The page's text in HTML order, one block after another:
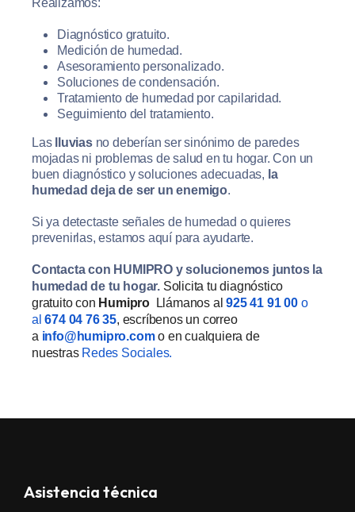
Realizamos:
Diagnóstico gratuito.
Medición de humedad.
Asesoramiento personalizado.
Soluciones de condensación.
Tratamiento de humedad por capilaridad.
Seguimiento del tratamiento.
Las lluviasno deberían ser sinónimo de paredes
mojadas ni problemas de salud en tu hogar. Con un
buen diagnóstico y soluciones adecuadas, la
humedad deja de ser un enemigo.
Si ya detectaste señales de humedad o quieres
prevenirlas, estamos aquí para ayudarte.
Contacta con HUMIPRO y solucionemos juntos la
humedad de tu hogar. Solicita tu diagnóstico
gratuito con Humipro Llámanos al925 41 91 00o
al674 04 76 35, escríbenos un correo
a info@humipro.como en cualquiera de
nuestras Redes Sociales.
Asistencia técnica